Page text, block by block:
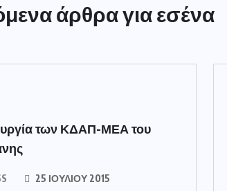
άρθρα για εσένα
των ΚΔΑΠ-ΜΕΑ του
25 ΙΟΥΛΊΟΥ 2015